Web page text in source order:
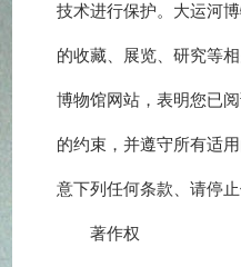
技术进行保护。大运河
的收藏、展览、研究等
博物馆网站，表明您已
的约束，并遵守所有适
意下列任何条款、请停
著作权